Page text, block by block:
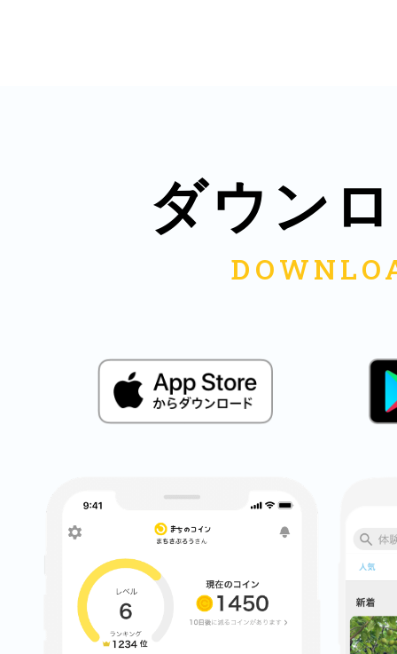
ダウン
お問い合わせ
プライバシーポ